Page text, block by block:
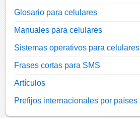
Glosario para celulares
Manuales para celulares
Sistemas operativos para celulares
Frases cortas para SMS
Artículos
Prefijos internacionales por países